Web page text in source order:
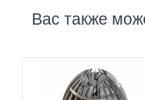
Вас также